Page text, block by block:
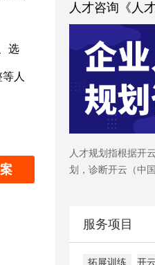
选
人
人才咨询《人
人才规划指根据开
划，诊断开云（中
服务项目
拓展训练